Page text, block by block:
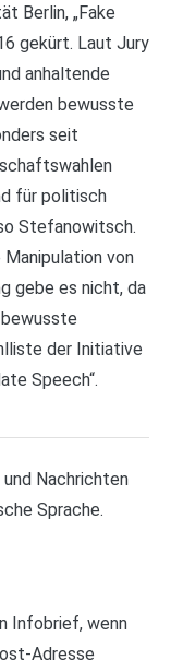
Berlin, „Fake
gekürt. Laut Jury
anhaltende
bewusste
seit
für politisch
Stefanowitsch.
von
gebe es nicht, da
der Initiative
Speech“.
Nachrichten
Sprache.
Infobrief, wenn
Adresse